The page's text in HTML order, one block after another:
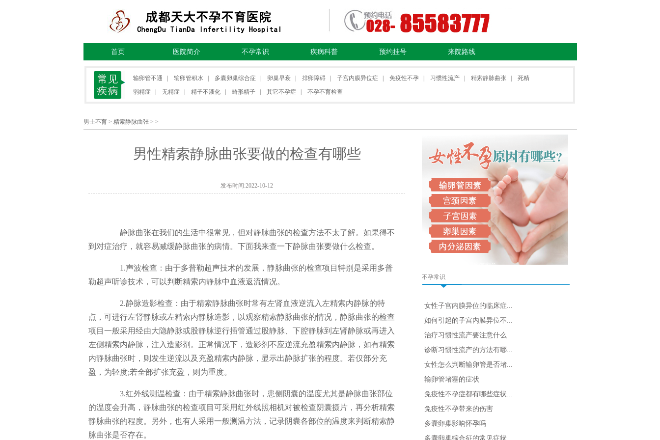
首页 医院简介 不孕常识 疾病科普 预约挂号 来院路线
输卵管不通 输卵管积水 多囊卵巢综合症 卵巢早衰 排卵障碍 子宫内膜异位症 免疫性不孕 习惯性流产 精索静脉曲张
死精
弱精症
无精症 精子不液化 畸形精子 其它不孕症 不孕不育检查
男士不育> 精索静脉曲张> >
男性精索静脉曲张要做的检查有哪些
发布时间:2022-10-12
静脉曲张在我们的生活中很常见，但对静脉曲张的检查方法不太了解。如果得不
到对症治疗，就容易减缓静脉曲张的病情。下面我来查一下静脉曲张要做什么检查。
1.声波检查：由于多普勒超声技术的发展，静脉曲张的检查项目特别是采用多普
勒超声听诊技术，可以判断精索内静脉中血液返流情况。
2.静脉造影检查：由于精索静脉曲张时常有左肾血液逆流入左精索内静脉的特
点，可进行左肾静脉或左精索内静脉造影，以观察精索静脉曲张的情况，静脉曲张的检查
项目一般采用经由大隐静脉或股静脉逆行插管通过股静脉、下腔静脉到左肾静脉或再进入
左侧精索内静脉，注入造影剂。正常情况下，造影剂不应逆流充盈精索内静脉，如有精索
内静脉曲张时，则发生逆流以及充盈精索内静脉，显示出静脉扩张的程度。若仅部分充
盈，为轻度;若全部扩张充盈，则为重度。
3.红外线测温检查：由于精索静脉曲张时，患侧阴囊的温度尤其是静脉曲张部位
的温度会升高，静脉曲张的检查项目可采用红外线照相机对被检查阴囊摄片，再分析精索
静脉曲张的程度。另外，也有人采用一般测温方法，记录阴囊各部位的温度来判断精索静
脉曲张是否存在。
不孕常识
女性子宫内膜异位的临床症...
如何引起的子宫内膜异位不...
治疗习惯性流产要注意什么
诊断习惯性流产的方法有哪...
女性怎么判断输卵管是否堵...
输卵管堵塞的症状
免疫性不孕症都有哪些症状...
免疫性不孕带来的伤害
多囊卵巢影响怀孕吗
多囊卵巢综合征的常见症状...